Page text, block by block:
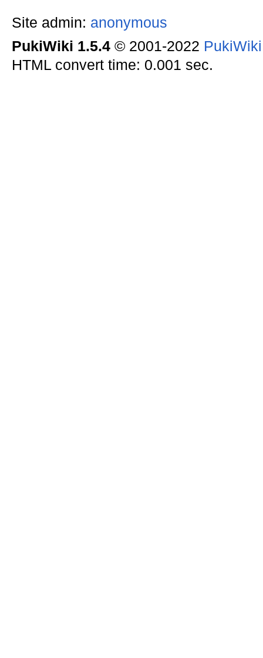
Site admin: anonymous
PukiWiki 1.5.4© 2001-2022
HTML convert time: 0.001 sec.